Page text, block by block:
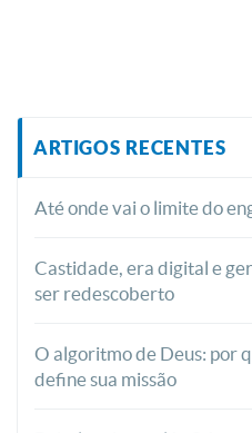
ARTIGOS RECENTES
Até onde vai o limite do
Castidade, era digital e
ser redescoberto
O algoritmo de Deus: por
define sua missão